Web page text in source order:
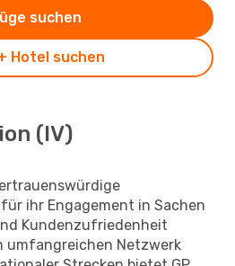
Hotel suchen
suchen
(IV)
ihr Engagement in Sachen
Kundenzufriedenheit
umfangreichen Netzwerk